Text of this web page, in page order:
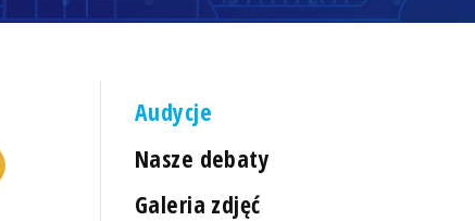
Audycje
Nasze debaty
Galeria zdjęć